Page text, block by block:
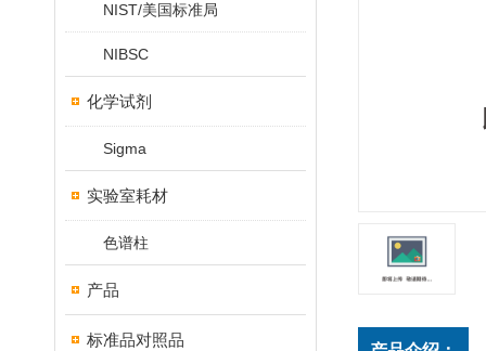
NIST/美国标准局
NIBSC
化学试剂
Sigma
实验室耗材
色谱柱
产品
标准品对照品